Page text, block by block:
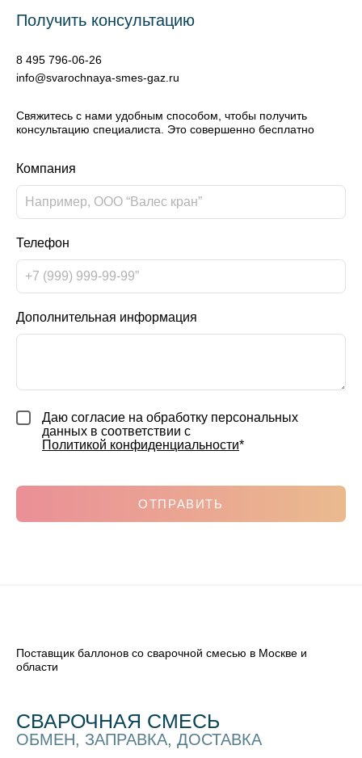
Получить консультацию
Свяжитесь с нами удобным способом, чтобы получить
консультацию специалиста. Это совершенно бесплатно
8 495 796-06-26
info@svarochnaya-smes-gaz.ru
Компания
Телефон
Дополнительная информация
Даю согласие на обработку персональных
данных в соответствии с
Политикой конфиденциальности*
ОТПРАВИТЬ
Поставщик баллонов со сварочной смесью в Москве и
области
СВАРОЧНАЯ СМЕСЬ
ОБМЕН, ЗАПРАВКА, ДОСТАВКА